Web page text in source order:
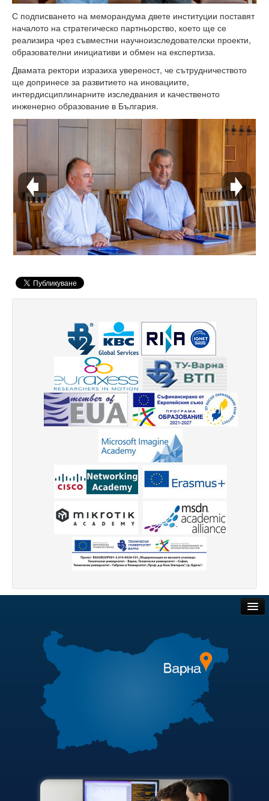
Високотехнологичен парк
Ресурси
Спортен комплекс
Студентски стол
Почивни бази
Общежития
Безжичен интернет
Сертификати
Одити
Избори
Защита на личните данни
ЗЗЛПСПОИН
Декларация за достъпност
Достъп до информация
Нормативни документи
Научна дейност
Научни проекти
Бюлетин с проектна информация
Конкурси за научни проекти
Докторанти
Научноизследователски институт
Съобщения НИИ
Контакти
ННП Млади учени и постдокторанти – 2, втори етап
ННП Млади учени и постдокторанти – 2, втори етап -
Национална програма "Млади учени и
Научна програма „Млади учени и постдокторанти“ 2020
Научна програма „Млади учени и постдокторанти“ 2021
Научна програма „Млади учени и постдокторанти“ 2019
Конференции организирани/подкрепени от ТУ-Варна -
Конференции
С подписването на меморандума двете институции поставят
началото на стратегическо партньорство, което ще се
реализира чрез съвместни научноизследователски проекти,
образователни инициативи и обмен на експертиза.
Двамата ректори изразиха увереност, че сътрудничеството
ще допринесе за развитието на иновациите,
интердисциплинарните изследвания и качественото
инженерно образование в България.
Търгове и наеми
Полезни връзки
Актуални документи
Академичен съвет
Финансова информация
Карта на сайта